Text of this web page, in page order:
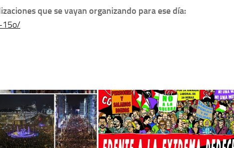
que se vayan organizando para ese día:
15o/